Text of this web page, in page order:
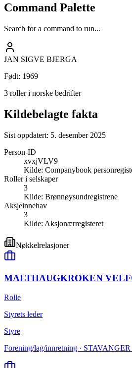
Command Palette
Search for a command to run...
JAN SIGVE BJERGA
Født: 1969
3 roller i norske bedrifter
Kildebelagte fakta
Sist oppdatert: 5. desember 2025
Person-ID
xvxjVLV9
Kilde: Companybook
Roller i selskaper
3
Kilde: Brønnøysundregistrene
Aksjeinnehav
3
Kilde: Aksjonærregisteret
Nøkkelrelasjoner
MALTHAUGKROKEN
Rolle
Styrets leder
Styre
Forening/lag/innretning · STAVANGER